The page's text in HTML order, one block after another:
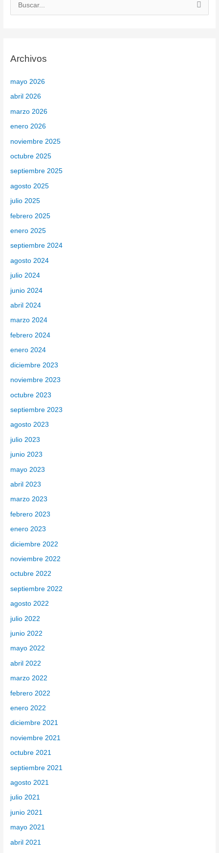
a
o
r
:
Archivos
mayo 2026
abril 2026
marzo 2026
enero 2026
noviembre 2025
octubre 2025
septiembre 2025
agosto 2025
julio 2025
febrero 2025
enero 2025
septiembre 2024
agosto 2024
julio 2024
junio 2024
abril 2024
marzo 2024
febrero 2024
enero 2024
diciembre 2023
noviembre 2023
octubre 2023
septiembre 2023
agosto 2023
julio 2023
junio 2023
mayo 2023
abril 2023
marzo 2023
febrero 2023
enero 2023
diciembre 2022
noviembre 2022
octubre 2022
septiembre 2022
agosto 2022
julio 2022
junio 2022
mayo 2022
abril 2022
marzo 2022
febrero 2022
enero 2022
diciembre 2021
noviembre 2021
octubre 2021
septiembre 2021
agosto 2021
julio 2021
junio 2021
mayo 2021
abril 2021